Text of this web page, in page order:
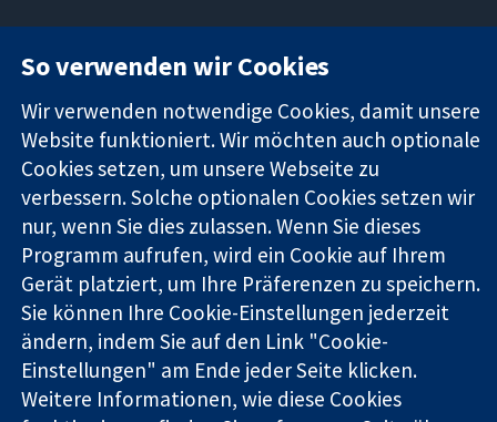
Zuverlässige
Evidenz
Informierte
Entscheidungen
Bessere
Gesundheit
11-13 Cavendish
Square
London
W1G0AN
Vereinigtes
Königreich
Sie uns
Neuigkeiten
Pressestelle
Über uns
Cochrane
Library
Die Cochrane Collaboration ist eine gemeinützige Organisation
(Nr. 1045921) und in England und in Wales als eine Gesellschaft
mit beschränkter Haftung (Nr. 03044323) registriert.
Umsatzsteuer-Identifikationsnummer GB 718 2127 49.
So verwenden wir Cookies
Wir verwenden notwendige Cookies, damit unsere
Website funktioniert. Wir möchten auch optionale
Cookies setzen, um unsere Webseite zu
verbessern. Solche optionalen Cookies setzen wir
nur, wenn Sie dies zulassen. Wenn Sie dieses
Programm aufrufen, wird ein Cookie auf Ihrem
Gerät platziert, um Ihre Präferenzen zu speichern.
Sie können Ihre Cookie-Einstellungen jederzeit
ändern, indem Sie auf den Link "Cookie-
Einstellungen" am Ende jeder Seite klicken.
Weitere Informationen, wie diese Cookies